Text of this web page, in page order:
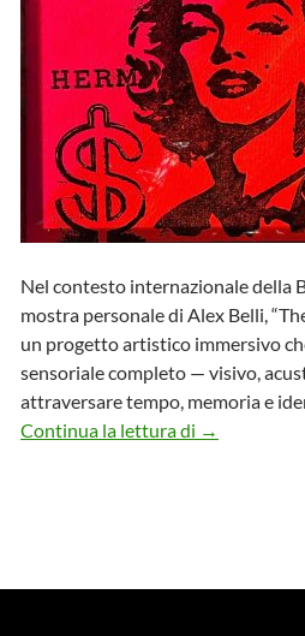
Nel contesto internazionale della
mostra personale di Alex Belli,
un progetto artistico immersivo
sensoriale completo — visivo,
attraversare tempo, memoria e
Continua la lettura di Mostra di
→